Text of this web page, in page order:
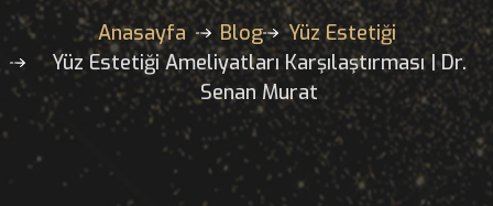
Senan Murat
Anasayfa Blog
Yüz Estetiği
Yüz Estetiği Ameliyatları Karşılaştırması |
Senan Murat